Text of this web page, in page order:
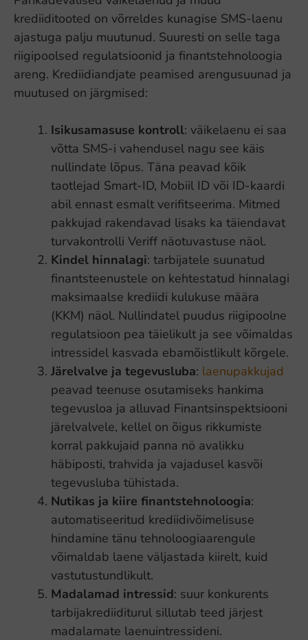
krediiditooted on võrreldes kunagise SMS-laenu
ajastuga palju muutunud. Suuresti on selle taga
riigipoolsed regulatsioonid ja finantstehnoloogia
areng. Krediidiandjate peamised arengusuunad ja
muutused on järgmised:
Isikusamasuse kontroll: väikelaenu ei saa
võtta SMS-i vahendusel nagu see käis
nullindate lõpus. Täna peavad kõik
taotlejad Smart-ID, Mobiil ID või ID-kaardi
abil ennast esmalt verifitseerima. Mitmed
pakkujad rakendavad lisaks ka täiendavat
turvakontrolli Veriff näotuvastuse näol.
Kindel hinnalagi: tarbijatele suunatud
finantsteenustele on kehtestatud hinnalagi
maksimaalse krediidi kulukuse määra
(KKM) näol. Nullindatel puudus riigipoolne
regulatsioon pea täielikult ja see võimaldas
intressidel kasvada ebamõistlikult kõrgele.
Järelvalve ja tegevusluba: laenupakkujad
peavad teenuse osutamiseks hankima
tegevusloa ja alluvad Finantsinspektsiooni
järelvalvele, kellel on õigus rikkumiste
korral pakkujaid panna nö avalikku
häbiposti, trahvida ja vajadusel kasvõi
tegevusluba tühistada.
Nutikas ja kiire finantstehnoloogia:
automatiseeritud krediidivõimelisuse
hindamine tänu tehnoloogiaarengule
võimaldab laene väljastada kiirelt, kuid
vastutustundlikult.
Madalamad intressid: suur konkurents
tarbijakrediiditurul sillutab teed järjest
madalamate laenuintressideni.